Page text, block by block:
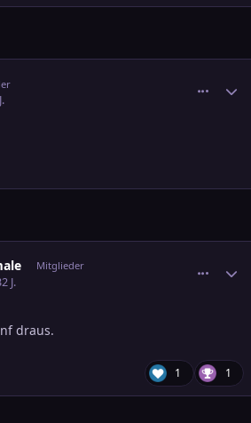
Mitglieder
2 J.
draus.
1 1